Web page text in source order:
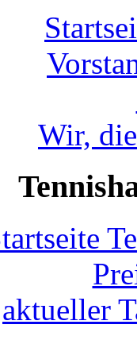
Wir,
aktueller